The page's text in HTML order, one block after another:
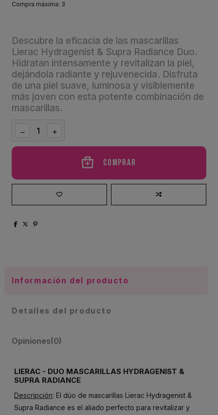
Compra máxima: 3
Descubre la eficacia de las mascarillas
Lierac Hydragenist & Supra Radiance Duo.
Hidratan intensamente y revitalizan la piel,
dejándola radiante y rejuvenecida. Disfruta
de una piel suave, luminosa y visiblemente
más joven con esta potente combinación de
mascarillas.
Comprar
Información del producto
Detalles del producto
Opiniones(0)
LIERAC - DUO MASCARILLAS HYDRAGENIST &
SUPRA RADIANCE
Descripción: El dúo de mascarillas Lierac Hydragenist &
Supra Radiance es el aliado perfecto para revitalizar y